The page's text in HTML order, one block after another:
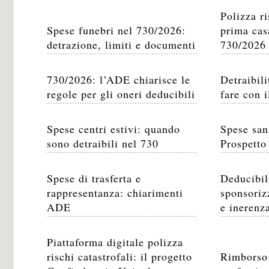
Spese funebri nel 730/2026:
detrazione, limiti e documenti
Polizza
prima
730/2026
730/2026: l’ADE chiarisce le
regole per gli oneri deducibili
fare con
Spese centri estivi: quando
sono detraibili nel 730
Spese
Spese di trasferta e
rappresentanza: chiarimenti
ADE
e
Piattaforma digitale polizza
rischi catastrofali: il progetto